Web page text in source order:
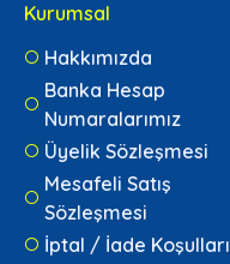
Kurumsal
Hakkımızda
Banka Hesap
Numaralarımız
Üyelik Sözleşmesi
Mesafeli Satış
Sözleşmesi
İptal / İade Koşulları